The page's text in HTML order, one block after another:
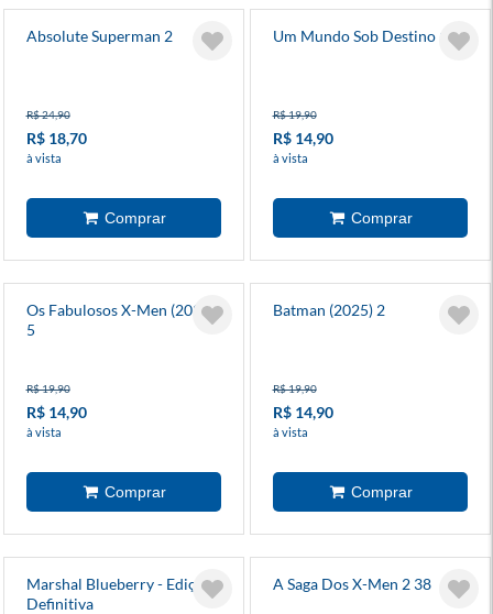
Absolute Superman 2
R$ 24,90
R$ 18,70
à vista
Um Mundo Sob Destino 1
R$ 19,90
R$ 14,90
à vista
Os Fabulosos X-Men (2025)
5
R$ 19,90
R$ 14,90
à vista
Batman (2025) 2
R$ 19,90
R$ 14,90
à vista
Marshal Blueberry - Edição
Definitiva
A Saga Dos X-Men 2 38